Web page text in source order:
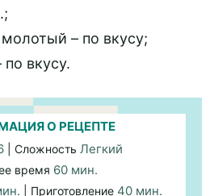
– по вкусу;
по вкусу.
О РЕЦЕПТЕ
| Сложность Легкий
время 60 мин.
| Приготовление 40 мин.